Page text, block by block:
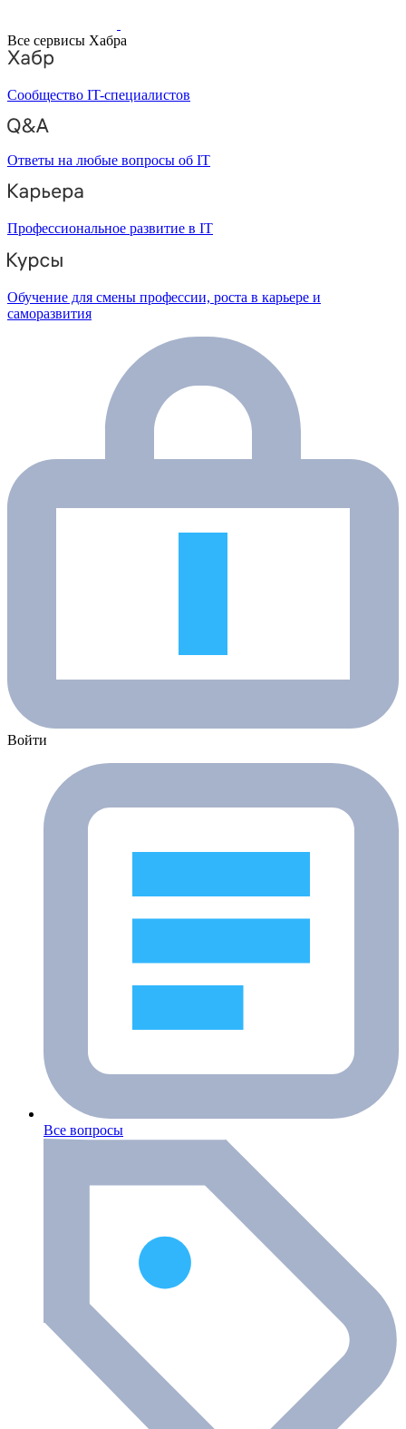
Все сервисы Хабра
Сообщество IT-специалистов
Ответы на любые вопросы об IT
Профессиональное развитие в IT
Обучение для смены профессии, роста в карьере и
саморазвития
Войти
Все вопросы